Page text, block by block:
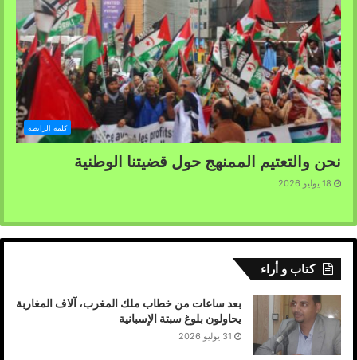
كلمة الرابطة
نحن والتعتيم الممنهج حول قضيتنا الوطنية
18 يوليو 2026
كتاب و أراء
بعد ساعات من خطاب ملك المغرب، آلاف المغاربة
يحاولون بلوغ سبتة الإسبانية
31 يوليو 2026